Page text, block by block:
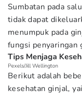
Sumbatan pada
tidak dapat
menumpuk pada
fungsi penyaringan
Tips Menjaga
Pexels/Jill Wellington
Berikut adalah
kesehatan ginjal,